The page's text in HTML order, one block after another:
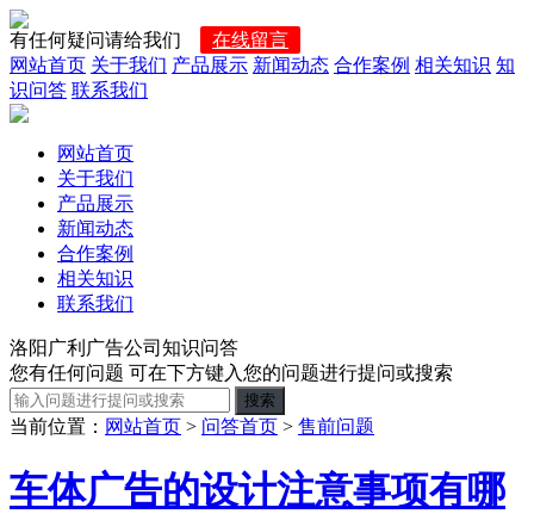
有任何疑问请给我们
在线留言
网站首页 关于我们 产品展示 新闻动态 合作案例 相关知识 知
识问答 联系我们
网站首页
关于我们
产品展示
新闻动态
合作案例
相关知识
联系我们
洛阳广利广告公司知识问答
您有任何问题 可在下方键入您的问题进行提问或搜索
当前位置： 网站首页 > 问答首页 > 售前问题
车体广告的设计注意事项有哪